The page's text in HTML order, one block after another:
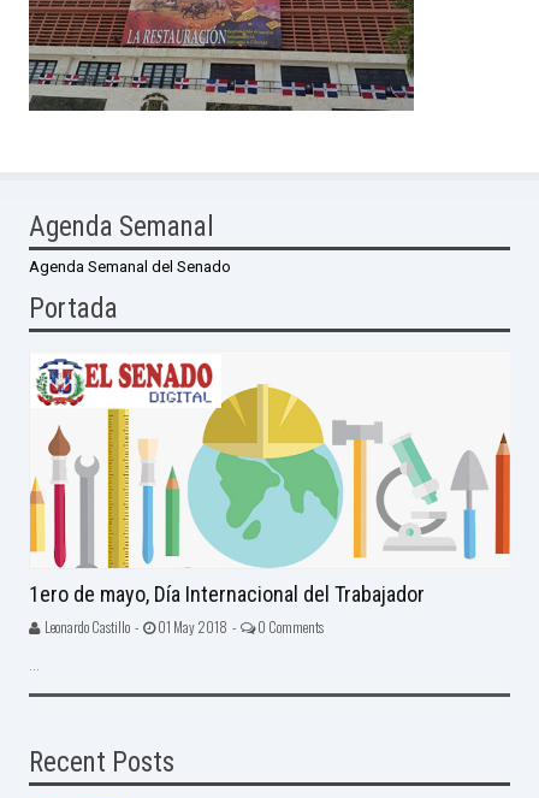
Agenda Semanal
Agenda Semanal del Senado
Portada
1ero de mayo, Día Internacional del Trabajador
Leonardo Castillo - 01 May 2018 - 0 Comments
Recent Posts